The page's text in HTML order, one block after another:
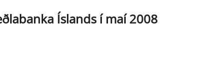
Íslands í maí 2008